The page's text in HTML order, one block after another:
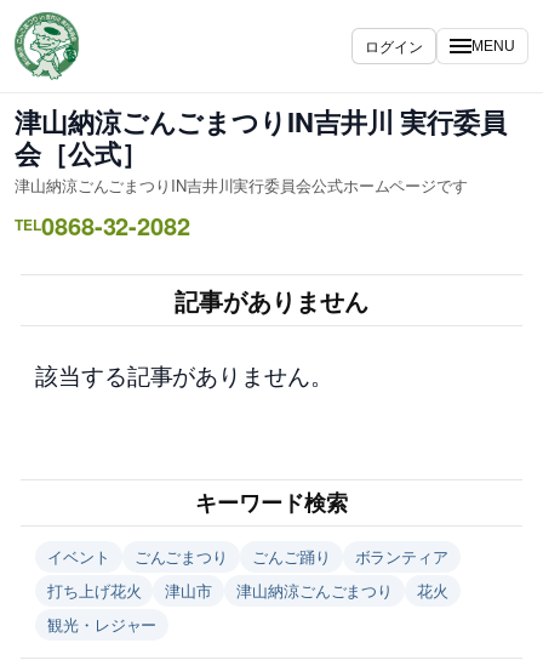
容
を
ス
キ
ッ
プ
ログイン MENU
津山納涼ごんごまつりIN吉井川 実行委員
会［公式］
津山納涼ごんごまつりIN吉井川実行委員会公式ホームページです
TEL0868-32-2082
記事がありません
該当する記事がありません。
キーワード検索
イベント ごんごまつり ごんご踊り
ボランティア
打ち上げ花火
津山市 津山納涼ごんごまつり
花火
観光・レジャー